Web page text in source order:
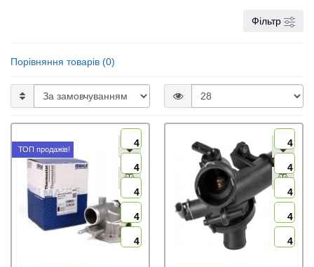
Фільтр
Порівняння товарів (0)
ТОП продажів!
4
4
4
4
4
4
4
4
4
4